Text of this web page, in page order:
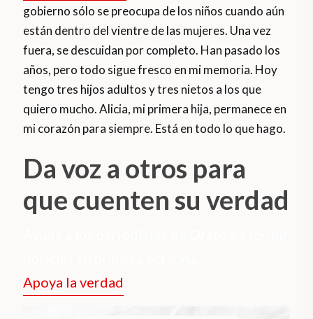
gobierno sólo se preocupa de los niños cuando aún
están dentro del vientre de las mujeres. Una vez
fuera, se descuidan por completo. Han pasado los
años, pero todo sigue fresco en mi memoria. Hoy
tengo tres hijos adultos y tres nietos a los que
quiero mucho. Alicia, mi primera hija, permanece en
mi corazón para siempre. Está en todo lo que hago.
Da voz a otros para
que cuenten su verdad
Apoya la verdad